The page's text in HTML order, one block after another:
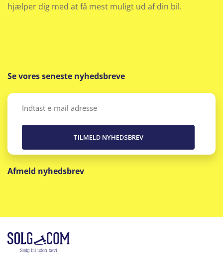
hjælper dig med at få mest muligt ud af din bil.
Se vores seneste nyhedsbreve
Email
Afmeld nyhedsbrev